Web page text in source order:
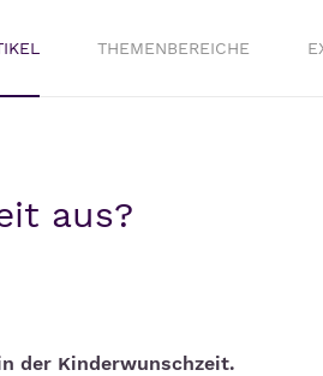
THEMENBEREICHE
aus?
der Kinderwunschzeit.